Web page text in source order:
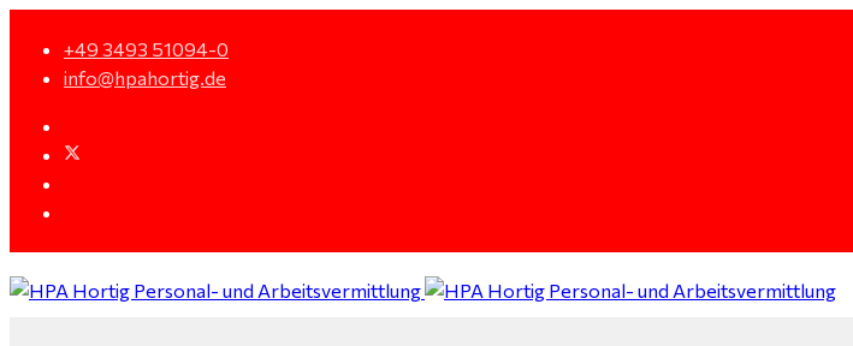
+49 3493 51094-0
info@hpahortig.de